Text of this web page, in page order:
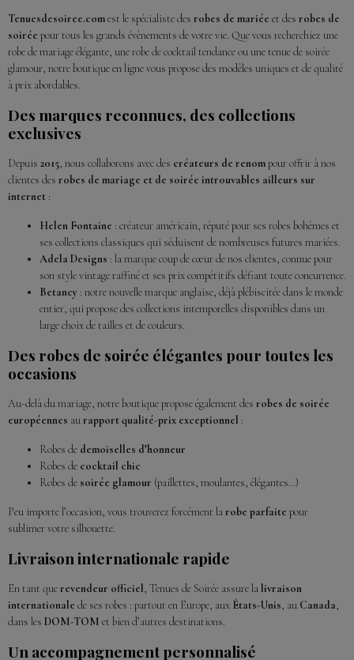
Tenuesdesoiree.comest le spécialiste des robes de mariée et des robes de
soirée pour tous les grands évènements de votre vie. Que vous recherchiez une
robe de mariage élégante, une robe de cocktail tendance ou une tenue de soirée
glamour, notre boutique en ligne vous propose des modèles uniques et de qualité
à prix abordables.
Des marques reconnues, des collections
exclusives
Depuis 2015, nous collaborons avec des créateurs de renompour offrir à nos
clientes des robes de mariage et de soirée introuvables ailleurs sur
internet :
Helen Fontaine : créateur américain, réputé pour ses robes bohèmes et
ses collections classiques qui séduisent de nombreuses futures mariées.
Adela Designs : la marque coup de cœur de nos clientes, connue pour
son style vintage raffiné et ses prix compétitifs défiant toute concurrence.
Betancy : notre nouvelle marque anglaise, déjà plébiscitée dans le monde
entier, qui propose des collections intemporelles disponibles dans un
large choix de tailles et de couleurs.
Des robes de soirée élégantes pour toutes les
occasions
Au-delà du mariage, notre boutique propose également des robes de soirée
européennes aurapport qualité-prix exceptionnel :
Robes de demoiselles d’honneur
Robes de cocktail chic
Robes de soirée glamour (paillettes, moulantes, élégantes…)
Peu importe l’occasion, vous trouverez forcément larobe parfaite pour
sublimer votre silhouette.
Livraison internationale rapide
En tant querevendeur officiel, Tenues de Soirée assure lalivraison
internationale de ses robes : partout en Europe, aux États-Unis, au Canada,
dans les DOM-TOM et bien d’autres destinations.
Un accompagnement personnalisé